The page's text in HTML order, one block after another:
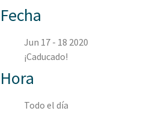
Fecha
Jun 17 - 18 2020
¡Caducado!
Hora
Todo el día